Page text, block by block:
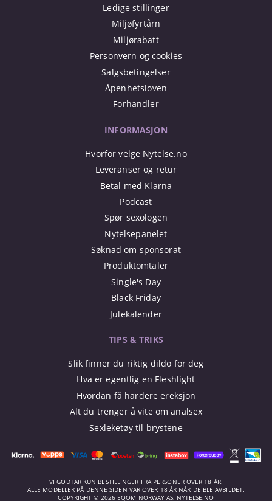
Ledige stillinger
Miljøfyrtårn
Miljørabatt
Personvern og cookies
Salgsbetingelser
Åpenhetsloven
Forhandler
INFORMASJON
Hvorfor velge Nytelse.no
Leveranser og retur
Betal med Klarna
Podcast
Spør sexologen
Nytelsepanelet
Søknad om sponsorat
Produktomtaler
Single's Day
Black Friday
Julekalender
TIPS & TRIKS
Slik finner du riktig dildo for deg
Hva er egentlig en Fleshlight
Hvordan få hardere ereksjon
Alt du trenger å vite om analsex
Sexleketøy til brystene
VI GODTAR KUN BESTILLINGER FRA PERSONER OVER 18 ÅR.
ALLE MODELLER PÅ DENNE SIDEN VAR OVER 18 ÅR NÅR DE BLE AVBILDET.
COPYRIGHT © 2026 EQOM NORWAY AS, NYTELSE.NO